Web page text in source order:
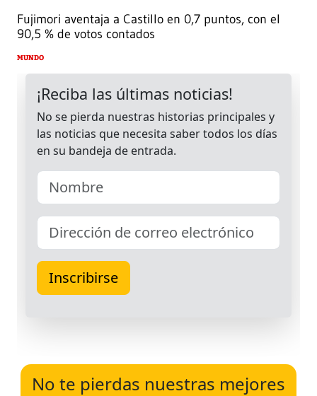
Fujimori aventaja a Castillo en 0,7 puntos, con el
90,5 % de votos contados
MUNDO
No te pierdas nuestras mejores